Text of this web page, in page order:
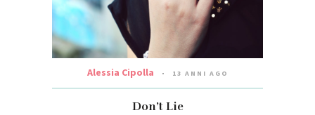
Alessia Cipolla 13 ANNI AGO
Don’t Lie